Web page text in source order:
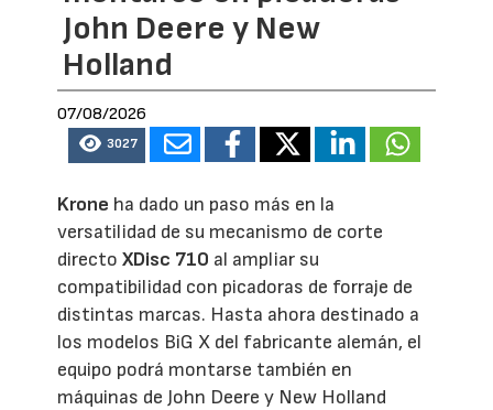
John Deere y New
Holland
07/08/2026
3027
Krone ha dado un paso más en la
versatilidad de su mecanismo de corte
directoXDisc 710 al ampliar su
compatibilidad con picadoras de forraje de
distintas marcas. Hasta ahora destinado a
los modelos BiG X del fabricante alemán, el
equipo podrá montarse también en
máquinas de John Deere y New Holland